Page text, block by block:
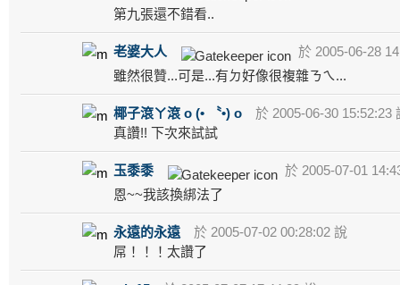
第九張還不錯看..
老婆大人
於 2005-06-28
雖然很贊...可是...有ㄉ好像很複雜ㄋㄟ...
椰子滾ㄚ滾 o (• 〝•) o
於 2005-06-30 15:52:23
真讚!! 下次來試試
玉黍黍
於 2005-07-01
恩~~我該換綁法了
永遠的永遠
於 2005-07-02 00:28:02 說
屌！！！太讚了